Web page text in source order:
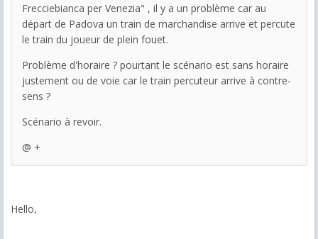
Frecciebianca per Venezia" , il y a un problème car au
départ de Padova un train de marchandise arrive et percute
le train du joueur de plein fouet.
Problème d'horaire ? pourtant le scénario est sans horaire
justement ou de voie car le train percuteur arrive à contre-
sens ?
Scénario à revoir.
@ +
Hello,